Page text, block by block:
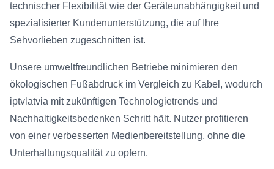
technischer Flexibilität wie der Geräteunabhängigkeit und
spezialisierter Kundenunterstützung, die auf Ihre
Sehvorlieben zugeschnitten ist.
Unsere umweltfreundlichen Betriebe minimieren den
ökologischen Fußabdruck im Vergleich zu Kabel, wodurch
iptvlatvia mit zukünftigen Technologietrends und
Nachhaltigkeitsbedenken Schritt hält. Nutzer profitieren
von einer verbesserten Medienbereitstellung, ohne die
Unterhaltungsqualität zu opfern.